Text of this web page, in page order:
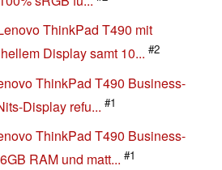
ThinkPad T490 mit
Display samt 10... #2
ThinkPad T490 Business-
Display refu... #1
ThinkPad T490 Business-
RAM und matt... #1